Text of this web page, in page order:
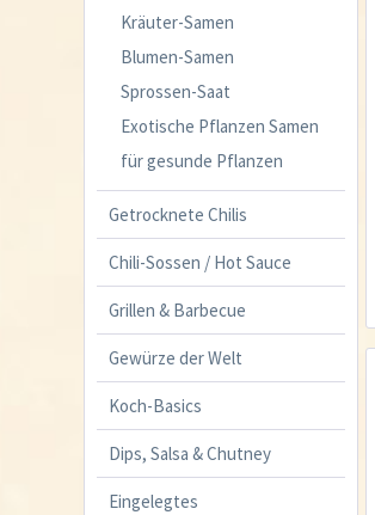
Kräuter-Samen
Blumen-Samen
Sprossen-Saat
Exotische Pflanzen Samen
für gesunde Pflanzen
Getrocknete Chilis
Chili-Sossen / Hot Sauce
Grillen & Barbecue
Gewürze der Welt
Koch-Basics
Dips, Salsa & Chutney
Eingelegtes